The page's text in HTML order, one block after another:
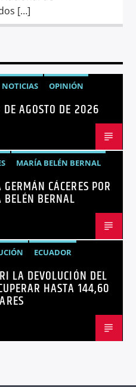
[…]
NOTICIAS OPINIÓN
AGOSTO DE 2026
MARÍA BELÉN BERNAL
CÁCERES POR
BERNAL
ECUADOR
CON DISCAPACIDAD
LA DEVOLUCIÓN DEL
HASTA 144,60